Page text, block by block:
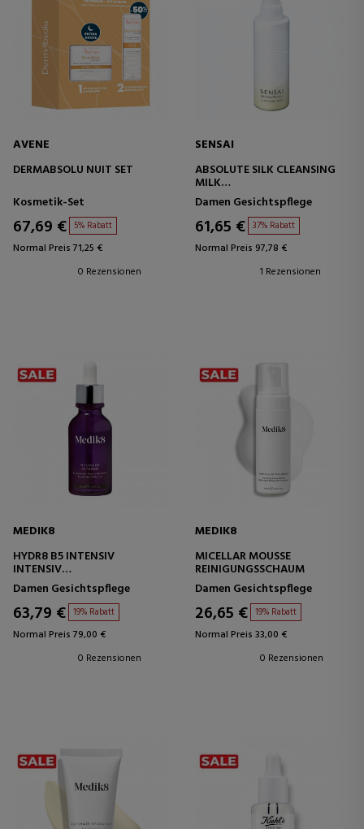
AVENE
DERMABSOLU NUIT SET
Kosmetik-Set
67,69 € 5% Rabatt
Normal Preis 71,25 €
0 Rezensionen
SENSAI
ABSOLUTE SILK CLEANSING
MILK
Damen Gesichtspflege
61,65 € 37% Rabatt
Normal Preis 97,78 €
1 Rezensionen
MEDIK8
HYDR8 B5 INTENSIV
INTENSIV
FEUCHTIGKEITSSPENDENDES
SERUM
Damen Gesichtspflege
63,79 € 19% Rabatt
Normal Preis 79,00 €
0 Rezensionen
MEDIK8
MICELLAR MOUSSE
REINIGUNGSSCHAUM
Damen Gesichtspflege
26,65 € 19% Rabatt
Normal Preis 33,00 €
0 Rezensionen